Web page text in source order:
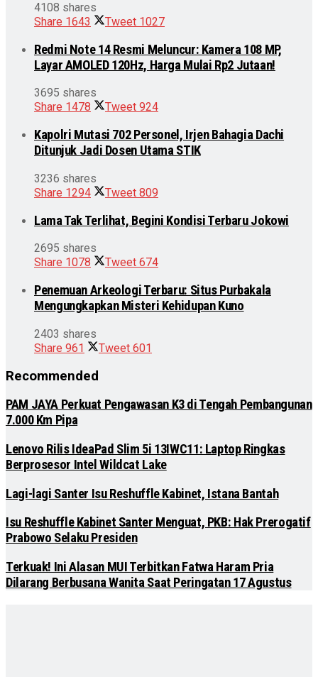
4108 shares
Share 1643 Tweet 1027
Redmi Note 14 Resmi Meluncur: Kamera 108 MP,
Layar AMOLED 120Hz, Harga Mulai Rp2 Jutaan!
3695 shares
Share 1478 Tweet 924
Kapolri Mutasi 702 Personel, Irjen Bahagia Dachi
Ditunjuk Jadi Dosen Utama STIK
3236 shares
Share 1294 Tweet 809
Lama Tak Terlihat, Begini Kondisi Terbaru Jokowi
2695 shares
Share 1078 Tweet 674
Penemuan Arkeologi Terbaru: Situs Purbakala
Mengungkapkan Misteri Kehidupan Kuno
2403 shares
Share 961 Tweet 601
Recommended
PAM JAYA Perkuat Pengawasan K3 di Tengah Pembangunan
7.000 Km Pipa
Lenovo Rilis IdeaPad Slim 5i 13IWC11: Laptop Ringkas
Berprosesor Intel Wildcat Lake
Lagi-lagi Santer Isu Reshuffle Kabinet, Istana Bantah
Isu Reshuffle Kabinet Santer Menguat, PKB: Hak Prerogatif
Prabowo Selaku Presiden
Terkuak! Ini Alasan MUI Terbitkan Fatwa Haram Pria
Dilarang Berbusana Wanita Saat Peringatan 17 Agustus